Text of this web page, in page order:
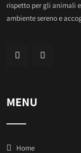
rispetto per gli animali
ambiente sereno e
MENU
Home